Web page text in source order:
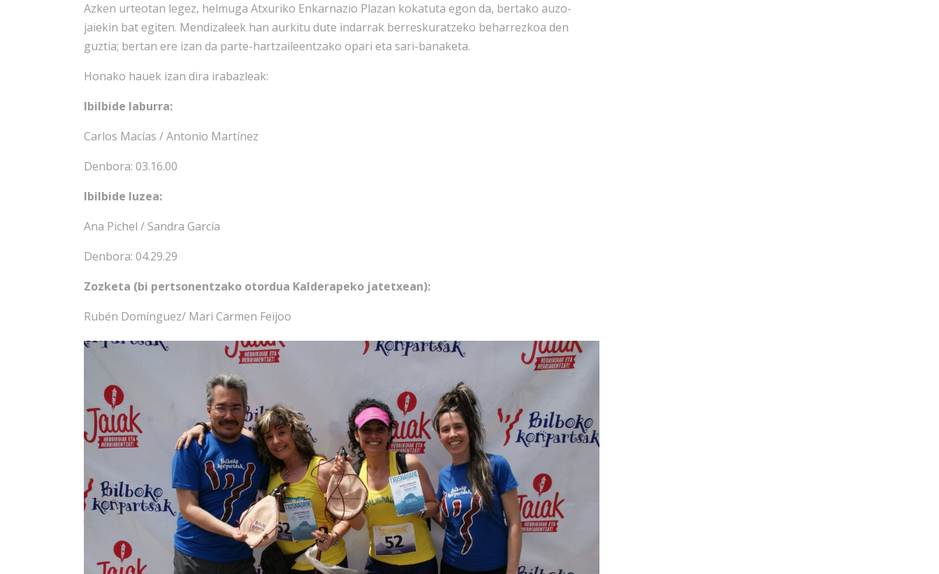
Azken urteotan legez, helmuga Atxuriko Enkarnazio Plazan kokatuta egon da, bertako auzo-
jaiekin bat egiten. Mendizaleek han aurkitu dute indarrak berreskuratzeko beharrezkoa den
guztia; bertan ere izan da parte-hartzaileentzako opari eta sari-banaketa.
Honako hauek izan dira irabazleak:
Ibilbide laburra:
Carlos Macías / Antonio Martínez
Denbora: 03.16.00
Ibilbide luzea:
Ana Pichel / Sandra García
Denbora: 04.29.29
Zozketa (bi pertsonentzako otordua Kalderapeko jatetxean):
Rubén Domínguez/ Mari Carmen Feijoo